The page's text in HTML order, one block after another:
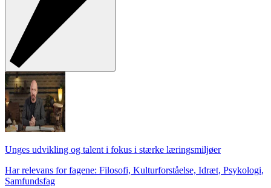
Unges udvikling og talent i fokus i stærke læringsmiljøer
Har relevans for fagene: Filosofi, Kulturforståelse, Idræt, Psykologi,
Samfundsfag